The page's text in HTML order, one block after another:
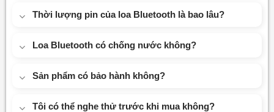
Thời lượng pin của loa Bluetooth là bao lâu?
Loa Bluetooth có chống nước không?
Sản phẩm có bảo hành không?
Tôi có thể nghe thử trước khi mua không?